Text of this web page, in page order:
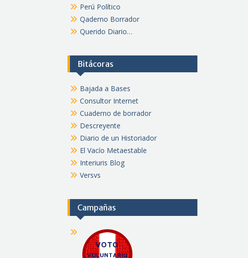
Perú Político
Qaderno Borrador
Querido Diario…
Bitácoras
Bajada a Bases
Consultor Internet
Cuaderno de borrador
Descreyente
Diario de un Historiador
El Vacío Metaestable
Interiuris Blog
Versvs
Campañas